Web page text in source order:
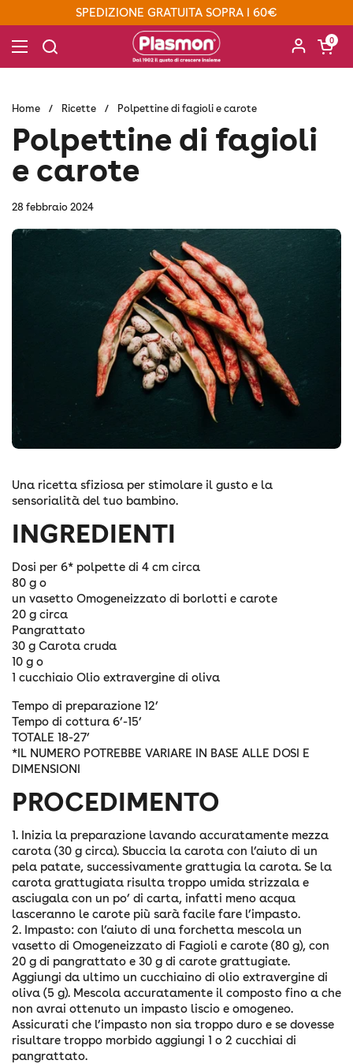
Passa ai contenutiSPEDIZIONE GRATUITA SOPRA I 60€
Apri menu
Apri
0
Home / Ricette / Polpettine di fagioli e carote
Polpettine di fagioli
e carote
28 febbraio 2024
Una ricetta sfiziosa per stimolare il gusto e la
sensorialità del tuo bambino.
INGREDIENTI
Dosi per 6* polpette di 4 cm circa
80 g o
un vasetto Omogeneizzato di borlotti e carote
20 g circa
Pangrattato
30 g Carota cruda
10 g o
1 cucchiaio Olio extravergine di oliva
Tempo di preparazione 12’
Tempo di cottura 6’-15’
TOTALE 18-27’
*IL NUMERO POTREBBE VARIARE IN BASE ALLE DOSI E
DIMENSIONI
PROCEDIMENTO
1. Inizia la preparazione lavando accuratamente mezza
carota (30 g circa). Sbuccia la carota con l’aiuto di un
pela patate, successivamente grattugia la carota. Se la
carota grattugiata risulta troppo umida strizzala e
asciugala con un po’ di carta, infatti meno acqua
lasceranno le carote più sarà facile fare l’impasto.
2. Impasto: con l’aiuto di una forchetta mescola un
vasetto di Omogeneizzato di Fagioli e carote (80 g), con
20 g di pangrattato e 30 g di carote grattugiate.
Aggiungi da ultimo un cucchiaino di olio extravergine di
oliva (5 g). Mescola accuratamente il composto fino a che
non avrai ottenuto un impasto liscio e omogeneo.
Assicurati che l’impasto non sia troppo duro e se dovesse
risultare troppo morbido aggiungi 1 o 2 cucchiai di
pangrattato.